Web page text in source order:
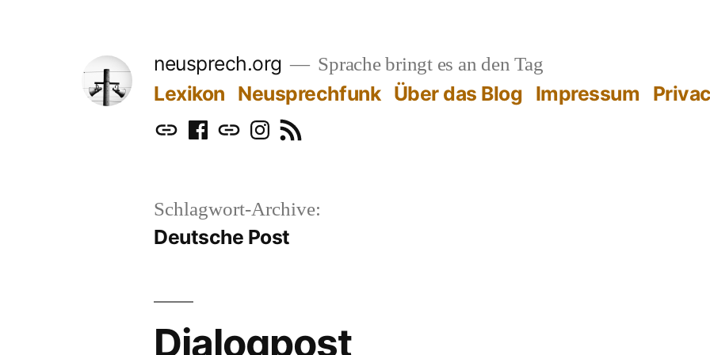
neusprech.org Sprache bringt es an den Tag
Lexikon Neusprechfunk Über das Blog Impressum
MastodonFacebook
BlueskyInstagram
RSS
Schlagwort-Archive:
Deutsche Post
Dialogpost